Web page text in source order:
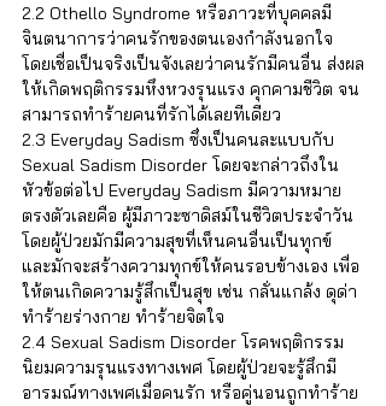
2.2 Othello Syndrome หรือภาวะที่บุคคลมี
จินตนาการว่าคนรักของตนเองกำลังนอกใจ
โดยเชื่อเป็นจริงเป็นจังเลยว่าคนรักมีคนอื่น ส่งผล
ให้เกิดพฤติกรรมหึงหวงรุนแรง คุกคามชีวิต จน
สามารถทำร้ายคนที่รักได้เลยทีเดียว
2.3 Everyday Sadism ซึ่งเป็นคนละแบบกับ
Sexual Sadism Disorder โดยจะกล่าวถึงใน
หัวข้อต่อไป Everyday Sadism มีความหมาย
ตรงตัวเลยคือ ผู้มีภาวะซาดิสม์ในชีวิตประจำวัน
โดยผู้ป่วยมักมีความสุขที่เห็นคนอื่นเป็นทุกข์
และมักจะสร้างความทุกข์ให้คนรอบข้างเอง เพื่อ
ให้ตนเกิดความรู้สึกเป็นสุข เช่น กลั่นแกล้ง ดุด่า
ทำร้ายร่างกาย ทำร้ายจิตใจ
2.4 Sexual Sadism Disorder โรคพฤติกรรม
นิยมความรุนแรงทางเพศ โดยผู้ป่วยจะรู้สึกมี
อารมณ์ทางเพศเมื่อคนรัก หรือคู่นอนถูกทำร้าย